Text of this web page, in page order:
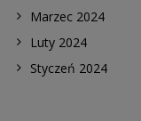
Marzec 2024
Luty 2024
Styczeń 2024